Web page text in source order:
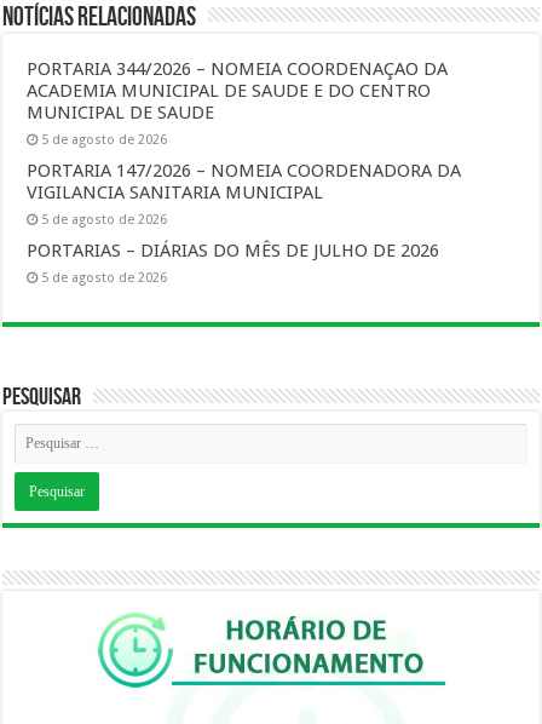
Notícias Relacionadas
PORTARIA 344/2026 – NOMEIA COORDENAÇAO DA
ACADEMIA MUNICIPAL DE SAUDE E DO CENTRO
MUNICIPAL DE SAUDE
5 de agosto de 2026
PORTARIA 147/2026 – NOMEIA COORDENADORA DA
VIGILANCIA SANITARIA MUNICIPAL
5 de agosto de 2026
PORTARIAS – DIÁRIAS DO MÊS DE JULHO DE 2026
5 de agosto de 2026
Pesquisar